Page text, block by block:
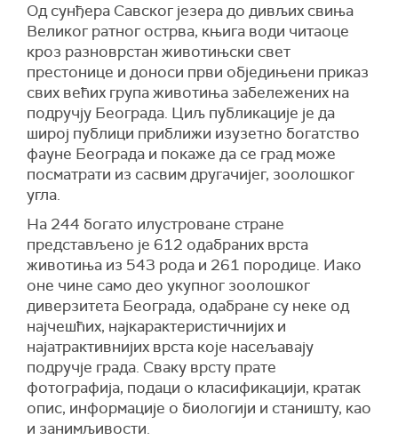
Од сунђера Савског језера до дивљих свиња
Великог ратног острва, књига води читаоце
кроз разноврстан животињски свет
престонице и доноси први обједињени приказ
свих већих група животиња забележених на
подручју Београда. Циљ публикације је да
широј публици приближи изузетно богатство
фауне Београда и покаже да се град може
посматрати из сасвим другачијег, зоолошког
угла.
На 244 богато илустроване стране
представљено је 612 одабраних врста
животиња из 543 рода и 261 породице. Иако
оне чине само део укупног зоолошког
диверзитета Београда, одабране су неке од
најчешћих, најкарактеристичнијих и
најатрактивнијих врста које насељавају
подручје града. Сваку врсту прате
фотографија, подаци о класификацији, кратак
опис, информације о биологији и станишту, као
и занимљивости.